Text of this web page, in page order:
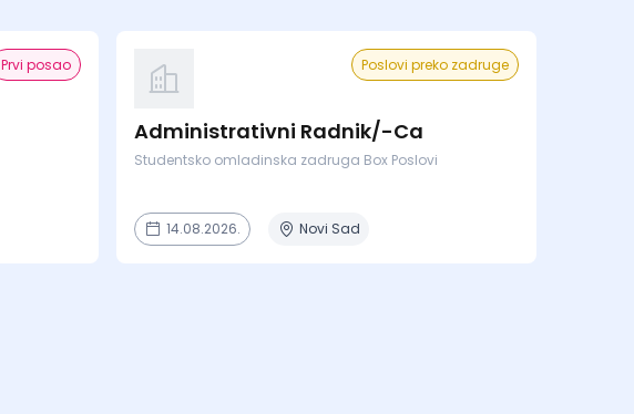
Prvi posao Poslovi preko zadruge
Administrativni Radnik/-Ca
Studentsko omladinska zadruga Box Poslovi
14.08.2026. Novi Sad